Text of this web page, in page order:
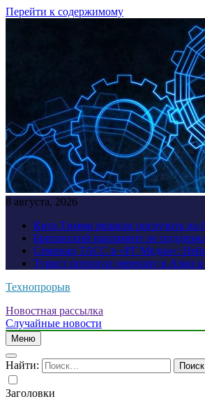
Перейти к содержимому
8 августа, 2026
Кита Тимми решили погрузить на
Британский парламент не
Семинар ТАСС в «РГ Медиа»:
Турист потрогал черепаху в Азии
Технопрорыв
Новостная рассылка
Случайные новости
Меню
Найти:
Заголовки